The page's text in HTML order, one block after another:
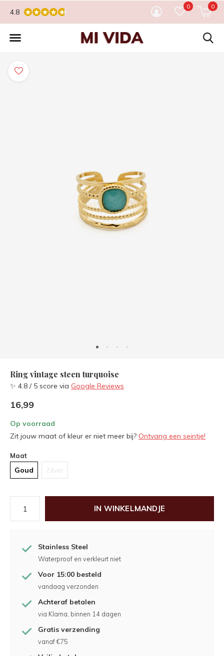
0 0
4.8
Ring vintage steen turquoise
✨ 4.8 / 5 score via Google Reviews
16,99
Op voorraad
Zit jouw maat of kleur er niet meer bij? Ontvang een seintje!
Maat
Goud Zilver
IN WINKELMANDJE
Stainless Steel
Waterproof en verkleurt niet
Voor 15:00 besteld
vandaag verzonden
Achteraf betalen
via Klarna, binnen 14 dagen
Gratis verzending
vanaf €75